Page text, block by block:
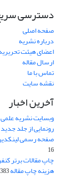
دسترسی
صفحه اصلی
درباره نشریه
اعضای هیئت
ارسال مقاله
تماس با ما
نقشه سایت
آخرین اخبار
وبسایت نشریه
رونمایی از جلد
صفحه رسمی
16
چاپ مقالات برتر
هزینه چاپ مقاله11-03